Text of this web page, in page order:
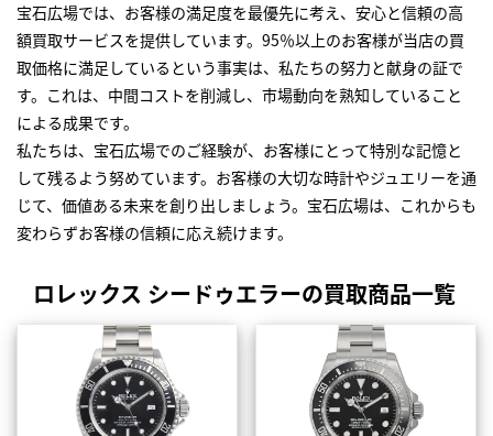
宝石広場では、お客様の満足度を最優先に考え、安心と信頼の高
額買取サービスを提供しています。95％以上のお客様が当店の買
取価格に満足しているという事実は、私たちの努力と献身の証で
す。これは、中間コストを削減し、市場動向を熟知していること
による成果です。
私たちは、宝石広場でのご経験が、お客様にとって特別な記憶と
して残るよう努めています。お客様の大切な時計やジュエリーを通
じて、価値ある未来を創り出しましょう。宝石広場は、これからも
変わらずお客様の信頼に応え続けます。
ロレックス シードゥエラーの買取商品一覧